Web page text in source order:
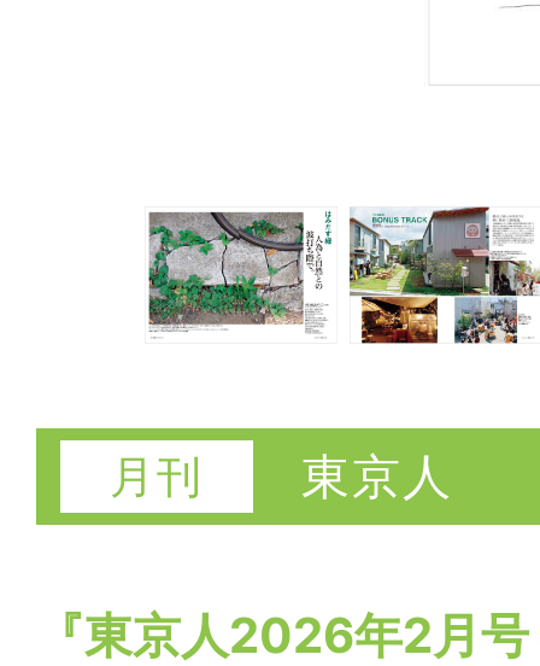
東京人
『東京人2026年2月